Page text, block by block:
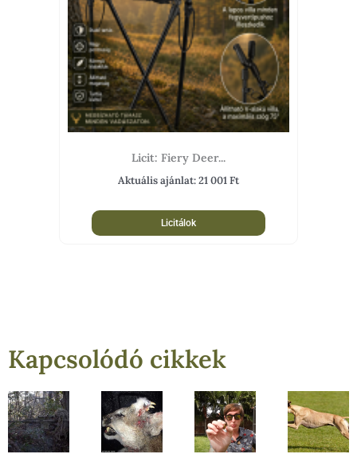
Licit: Fiery Deer...
Aktuális ajánlat:21 001Ft
Licitálok
Kapcsolódó cikkek